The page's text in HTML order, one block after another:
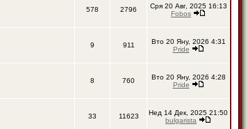
578 2796
Сря 20 Авг, 2025 16:13
Fobos
9 911
Вто 20 Яну, 2026 4:31
Pride
8 760
Вто 20 Яну, 2026 4:28
Pride
33 11623
Нед 14 Дек, 2025 21:50
bulgarista